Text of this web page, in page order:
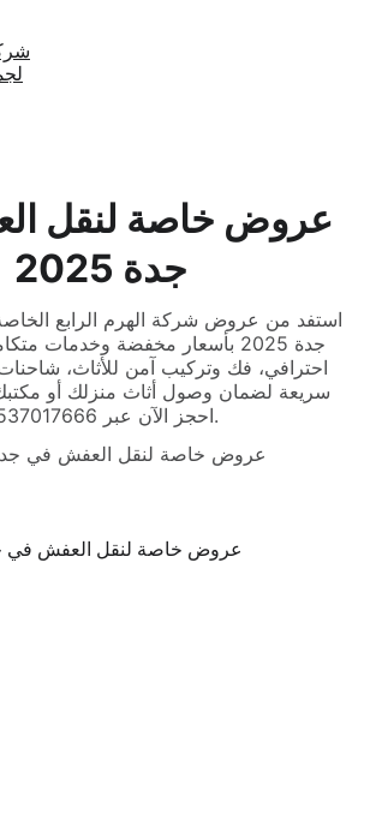
عروض خاصة لنقل
جدة 2025
استفد من عروض شركة الهرم الرابع
جدة 2025 بأسعار مخفضة وخدمات
احترافي، فك وتركيب آمن للأثاث،
سريعة لضمان وصول أثاث منزلك أو
احجز الآن عبر 0537017666.
عروض خاصة لنقل العفش في جدة